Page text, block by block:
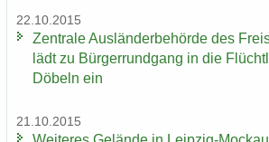
22.10.2015
Zen­tra­le Aus­län­der­be­hör­de des
lädt zu Bür­ger­rund­gang in die
Dö­beln ein
21.10.2015